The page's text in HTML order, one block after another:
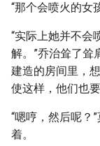
“那个会喷火的女
“实际上她并不会
解。”乔治耸了耸
建造的房间里，
使这样，他们也
“嗯哼，然后呢？
着。